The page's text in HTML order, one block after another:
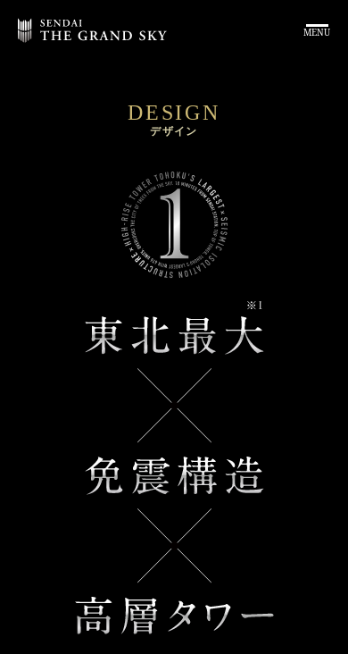
MENU
DESIGN
デザイン